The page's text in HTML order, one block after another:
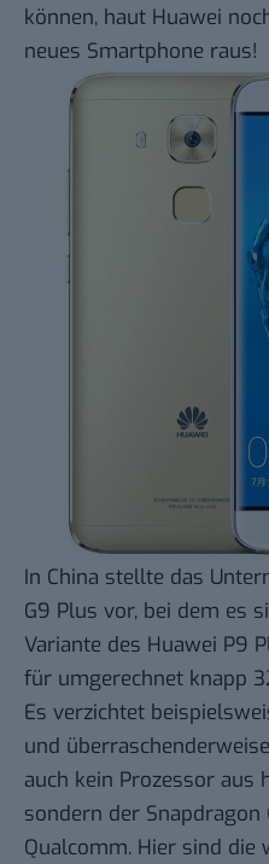
können, haut Huawei
neues Smartphone raus!
In China stellte das
G9 Plus vor, bei dem es
Variante des Huawei P9
für umgerechnet knapp
Es verzichtet
und
auch kein Prozessor aus
sondern der Snapdragon
Qualcomm. Hier sind die